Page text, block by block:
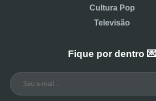
Cultura Pop
Televisão
Fique por dentro 💌